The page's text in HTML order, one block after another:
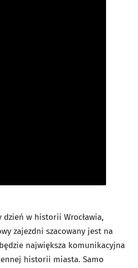
dzień w historii Wrocławia,
zajezdni szacowany jest na
największa komunikacyjna
historii miasta. Samo